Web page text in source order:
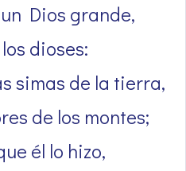
Dios grande,
dioses:
simas de la tierra,
de los montes;
él lo hizo,